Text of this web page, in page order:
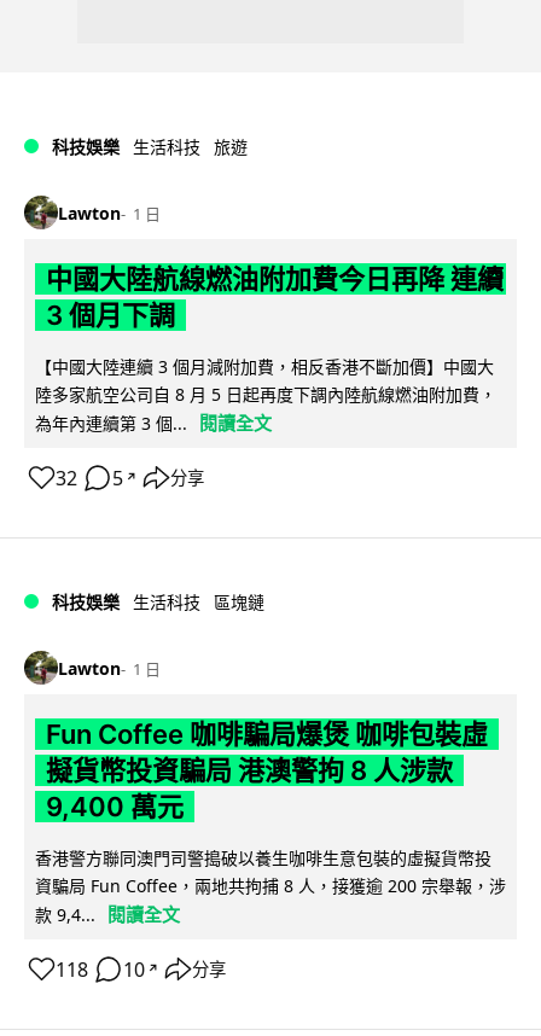
科技娛樂 生活科技 旅遊
Lawton 1 日
中國大陸航線燃油附加費今日再降 連續
3 個月下調
【中國大陸連續 3 個月減附加費，相反香港不斷加價】中國大
陸多家航空公司自 8 月 5 日起再度下調內陸航線燃油附加費，
為年內連續第 3 個...
閱讀全文
32 5 ↗ 分享
科技娛樂 生活科技 區塊鏈
Lawton 1 日
Fun Coffee 咖啡騙局爆煲 咖啡包裝虛
擬貨幣投資騙局 港澳警拘 8 人涉款
9,400 萬元
香港警方聯同澳門司警搗破以養生咖啡生意包裝的虛擬貨幣投
資騙局 Fun Coffee，兩地共拘捕 8 人，接獲逾 200 宗舉報，涉
款 9,4...
閱讀全文
118 10 ↗ 分享